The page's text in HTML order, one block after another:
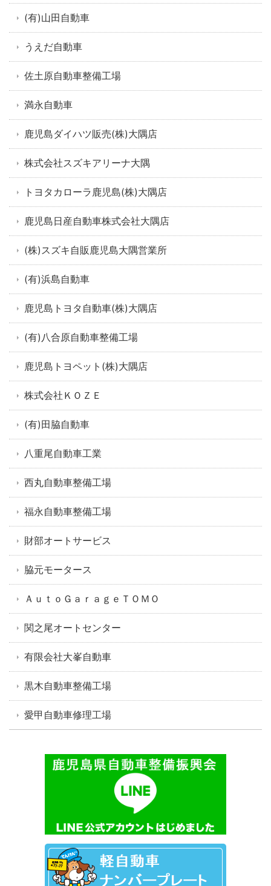
(有)山田自動車
うえだ自動車
佐土原自動車整備工場
満永自動車
鹿児島ダイハツ販売(株)大隅店
株式会社スズキアリーナ大隅
トヨタカローラ鹿児島(株)大隅店
鹿児島日産自動車株式会社大隅店
(株)スズキ自販鹿児島大隅営業所
(有)浜島自動車
鹿児島トヨタ自動車(株)大隅店
(有)八合原自動車整備工場
鹿児島トヨペット(株)大隅店
株式会社ＫＯＺＥ
(有)田脇自動車
八重尾自動車工業
西丸自動車整備工場
福永自動車整備工場
財部オートサービス
脇元モータース
ＡｕｔｏＧａｒａｇｅＴＯＭＯ
関之尾オートセンター
有限会社大峯自動車
黒木自動車整備工場
愛甲自動車修理工場